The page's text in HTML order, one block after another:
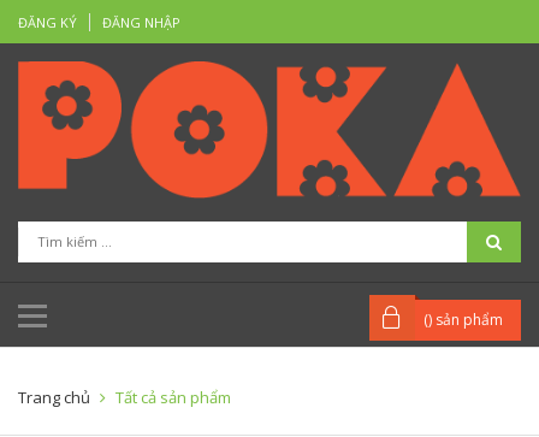
ĐĂNG KÝ ĐĂNG NHẬP
() sản phẩm
Trang chủ Tất cả sản phẩm